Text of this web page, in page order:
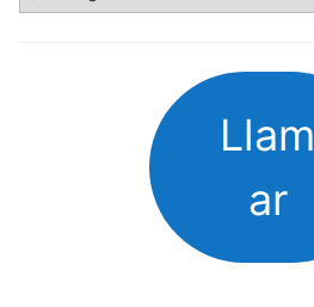
Llam
ar